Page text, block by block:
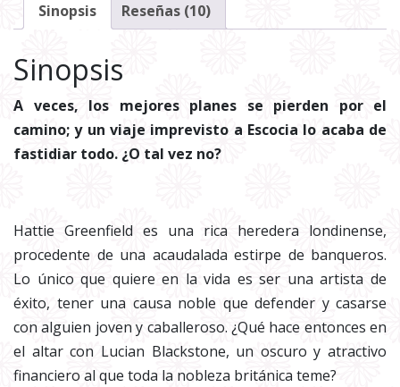
Sinopsis Reseñas (10)
Sinopsis
A veces, los mejores planes se pierden por el
camino; y un viaje imprevisto a Escocia lo acaba de
fastidiar todo. ¿O tal vez no?
Hattie Greenfield es una rica heredera londinense,
procedente de una acaudalada estirpe de banqueros.
Lo único que quiere en la vida es ser una artista de
éxito, tener una causa noble que defender y casarse
con alguien joven y caballeroso. ¿Qué hace entonces en
el altar con Lucian Blackstone, un oscuro y atractivo
financiero al que toda la nobleza británica teme?